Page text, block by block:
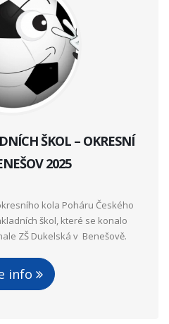
ŠKOL – OKRESNÍ
2025
kola Poháru Českého
škol, které se konalo
ZŠ Dukelská v Benešově.
info